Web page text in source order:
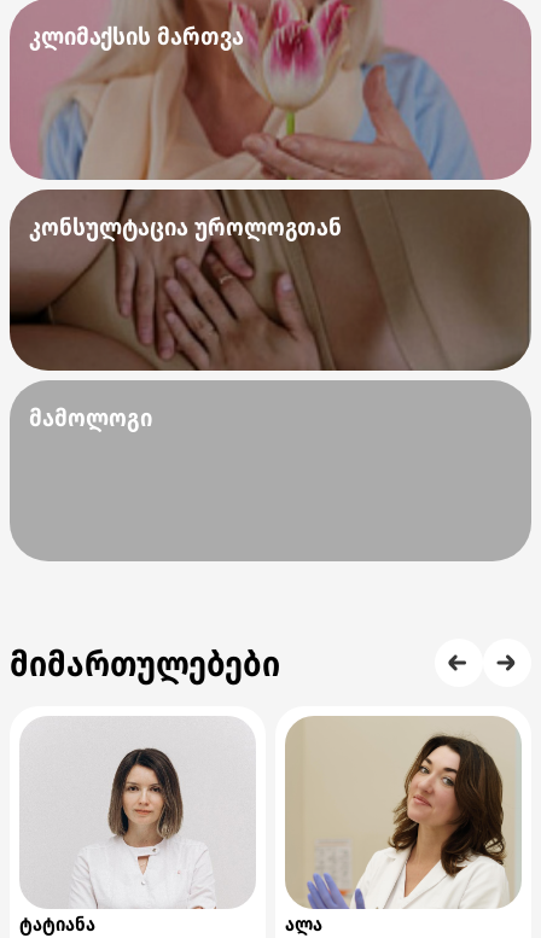
კლიმაქსის მართვა
კონსულტაცია უროლოგთან
მამოლოგი
მიმართულებები
ტატიანა
ალა